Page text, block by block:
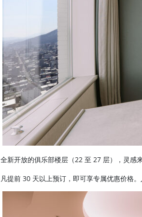
全新开放的俱乐部楼层（22 至 27 层），灵感
凡提前 30 天以上预订，即可享专属优惠价格